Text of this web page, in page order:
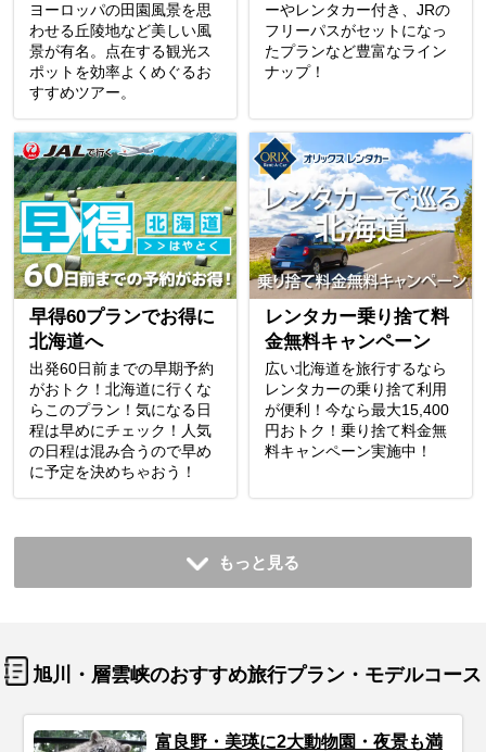
ヨーロッパの田園風景を思
わせる丘陵地など美しい風
景が有名。点在する観光ス
ポットを効率よくめぐるお
すすめツアー。
ーやレンタカー付き、JRの
フリーパスがセットになっ
たプランなど豊富なライン
ナップ！
早得60プランでお得に
北海道へ
出発60日前までの早期予約
がおトク！北海道に行くな
らこのプラン！気になる日
程は早めにチェック！人気
の日程は混み合うので早め
に予定を決めちゃおう！
レンタカー乗り捨て料
金無料キャンペーン
広い北海道を旅行するなら
レンタカーの乗り捨て利用
が便利！今なら最大15,400
円おトク！乗り捨て料金無
料キャンペーン実施中！
もっと見る
旭川・層雲峡のおすすめ旅行プラン・モデルコース
富良野・美瑛に2大動物園・夜景も満